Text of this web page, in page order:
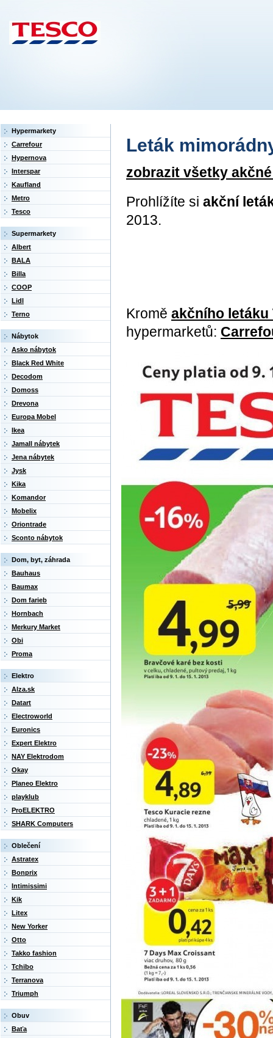
Leták
zobrazit všetky
Prohlížíte si akční
2013.
Kromě akčního letáku
hypermarketů:
Hypermarkety
Carrefour
Hypernova
Interspar
Kaufland
Metro
Tesco
Supermarkety
Albert
BALA
Billa
COOP
Lidl
Terno
Nábytok
Asko nábytok
Black Red White
Decodom
Domoss
Drevona
Europa Mobel
Ikea
Jamall nábytek
Jena nábytek
Jysk
Kika
Komandor
Mobelix
Oriontrade
Sconto nábytok
Dom, byt, záhrada
Bauhaus
Baumax
Dom farieb
Hornbach
Merkury Market
Obi
Proma
Elektro
Alza.sk
Datart
Electroworld
Euronics
Expert Elektro
NAY Elektrodom
Okay
Planeo Elektro
playklub
ProELEKTRO
SHARK Computers
Oblečení
Astratex
Bonprix
Intimissimi
Kik
Litex
New Yorker
Otto
Takko fashion
Tchibo
Terranova
Triumph
Obuv
Baťa